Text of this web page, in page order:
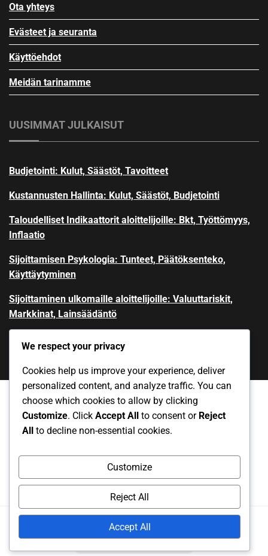
Ota yhteys
Evästeet ja seuranta
Käyttöehdot
Meidän tarinamme
UUSIMMAT JULKAISUT
Budjetointi: Kulut, Säästöt, Tavoitteet
Kustannusten Hallinta: Kulut, Säästöt, Budjetointi
Taloudelliset Indikaattorit aloittelijoille: Bkt, Työttömyys,
Inflaatio
Sijoittamisen Psykologia: Tunteet, Päätöksenteko,
Käyttäytyminen
Sijoittaminen ulkomaille aloittelijoille: Valuuttariskit,
Markkinat, Lainsäädäntö
Ota yhteys Evästeet ja seuranta
2025. All rights reserved.
We respect your privacy
Cookies help us improve your experience, deliver
personalized content, and analyze traffic. You can
choose which cookies to allow by clicking
Customize. Click Accept All to consent or Reject
All to decline non-essential cookies.
Customize
Reject All
Accept All